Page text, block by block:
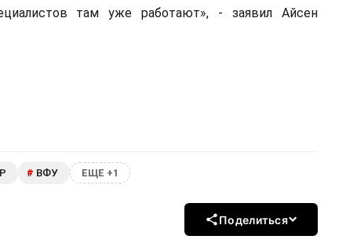
там уже работают», - заявил Айсен
# ВФУ ЕЩЕ +1
Поделиться